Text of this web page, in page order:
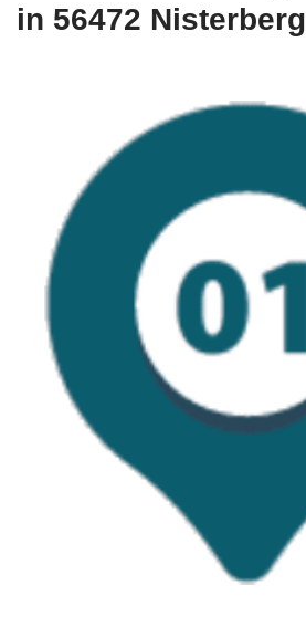
in 56472 Nisterberg